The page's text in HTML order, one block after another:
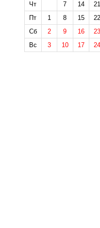
Чт
7 14 21
Пт
1 8 15 22
Сб
2 9 16 23
Вс
3 10 17 24